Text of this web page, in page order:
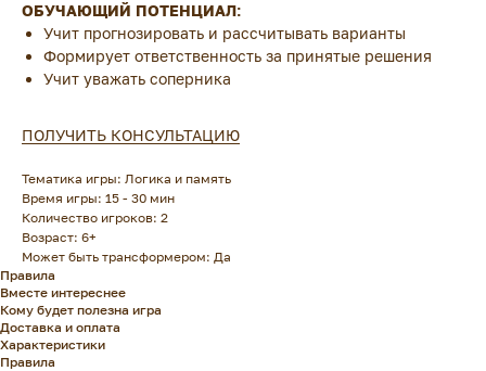
ОБУЧАЮЩИЙ ПОТЕНЦИАЛ:
Учит прогнозировать и рассчитывать варианты
Формирует ответственность за принятые решения
Учит уважать соперника
ПОЛУЧИТЬ КОНСУЛЬТАЦИЮ
Тематика игры: Логика и память
Время игры: 15 - 30 мин
Количество игроков: 2
Возраст: 6+
Может быть трансформером: Да
Правила
Вместе интереснее
Кому будет полезна игра
Доставка и оплата
Характеристики
Правила